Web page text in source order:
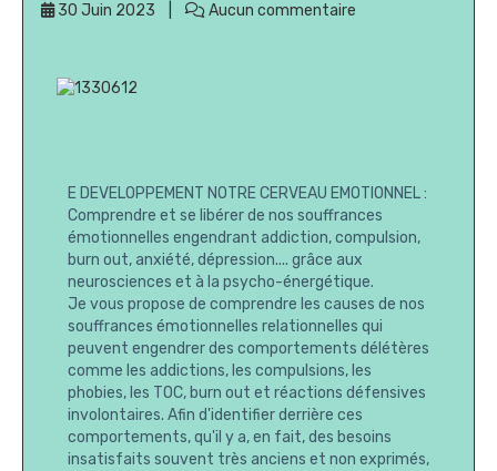
30 Juin 2023
Aucun commentaire
E DEVELOPPEMENT NOTRE CERVEAU EMOTIONNEL :
Comprendre et se libérer de nos souffrances
émotionnelles engendrant addiction, compulsion,
burn out, anxiété, dépression.... grâce aux
neurosciences et à la psycho-énergétique.
Je vous propose de comprendre les causes de nos
souffrances émotionnelles relationnelles qui
peuvent engendrer des comportements délétères
comme les addictions, les compulsions, les
phobies, les TOC, burn out et réactions défensives
involontaires. Afin d'identifier derrière ces
comportements, qu'il y a, en fait, des besoins
insatisfaits souvent très anciens et non exprimés,